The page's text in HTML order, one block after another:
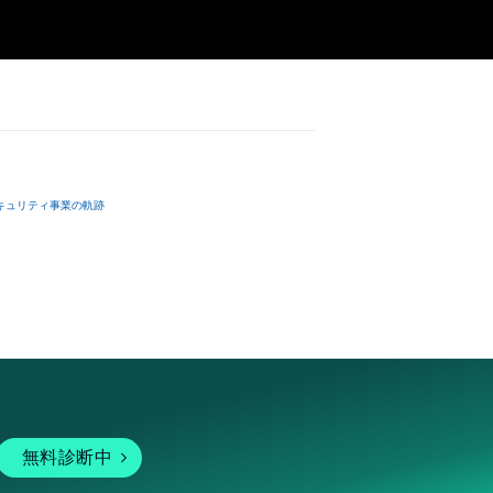
ュリティ事業の軌跡
無料診断中